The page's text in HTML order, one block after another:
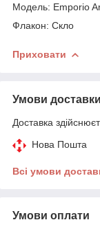
Модель: Emporio
Флакон: Скло
Приховати
Умови доставки
Доставка
Нова Пошта
Всі умови
Умови оплати